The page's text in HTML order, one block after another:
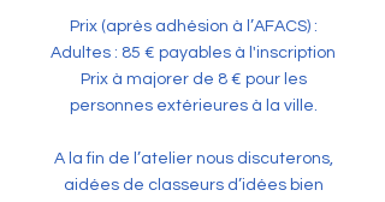
Prix (après adhésion à l’AFACS) :
Adultes : 85 € payables à l'inscription
Prix à majorer de 8 € pour les
personnes extérieures à la ville.
A la fin de l’atelier nous discuterons,
aidées de classeurs d’idées bien